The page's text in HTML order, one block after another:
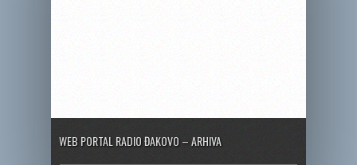
WEB PORTAL RADIO ĐAKOVO – ARHIVA